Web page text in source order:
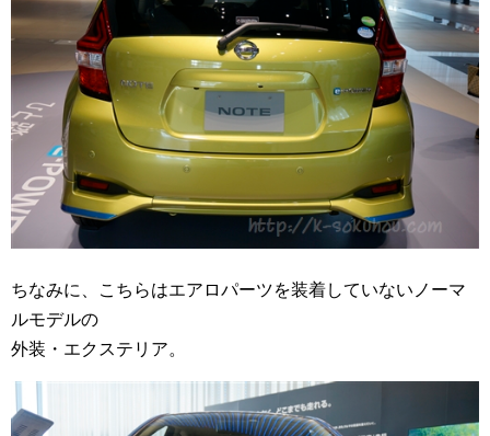
ちなみに、こちらはエアロパーツを装着していないノーマ
ルモデルの
外装・エクステリア。